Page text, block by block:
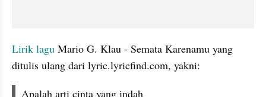
Lirik lagu Mario G. Klau - Semata Karenamu yang
ditulis ulang dari lyric.lyricfind.com, yakni:
Apalah arti cinta yang indah